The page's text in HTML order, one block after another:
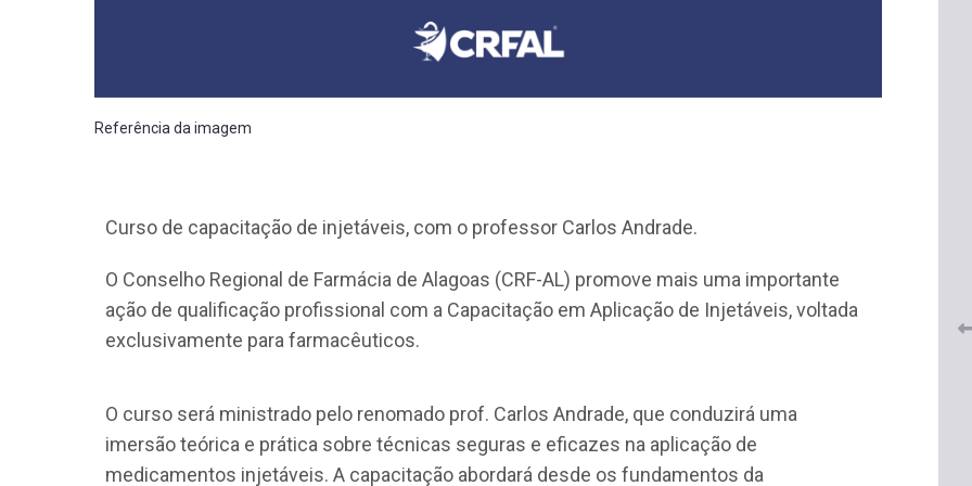
Referência da imagem
Curso de capacitação de injetáveis, com o professor Carlos Andrade.
O Conselho Regional de Farmácia de Alagoas (CRF-AL) promove mais uma importante
ação de qualificação profissional com a Capacitação em Aplicação de Injetáveis, voltada
exclusivamente para farmacêuticos.
O curso será ministrado pelo renomado prof. Carlos Andrade, que conduzirá uma
imersão teórica e prática sobre técnicas seguras e eficazes na aplicação de
medicamentos injetáveis. A capacitação abordará desde os fundamentos da
farmacêutico em nova resolução
da Anvisa sobre medicamentos à
base de Cannabis
29 de janeiro de 2026
CRF-SP e garante continuidade
Virtual de Farmácia
26 de maio de 2026